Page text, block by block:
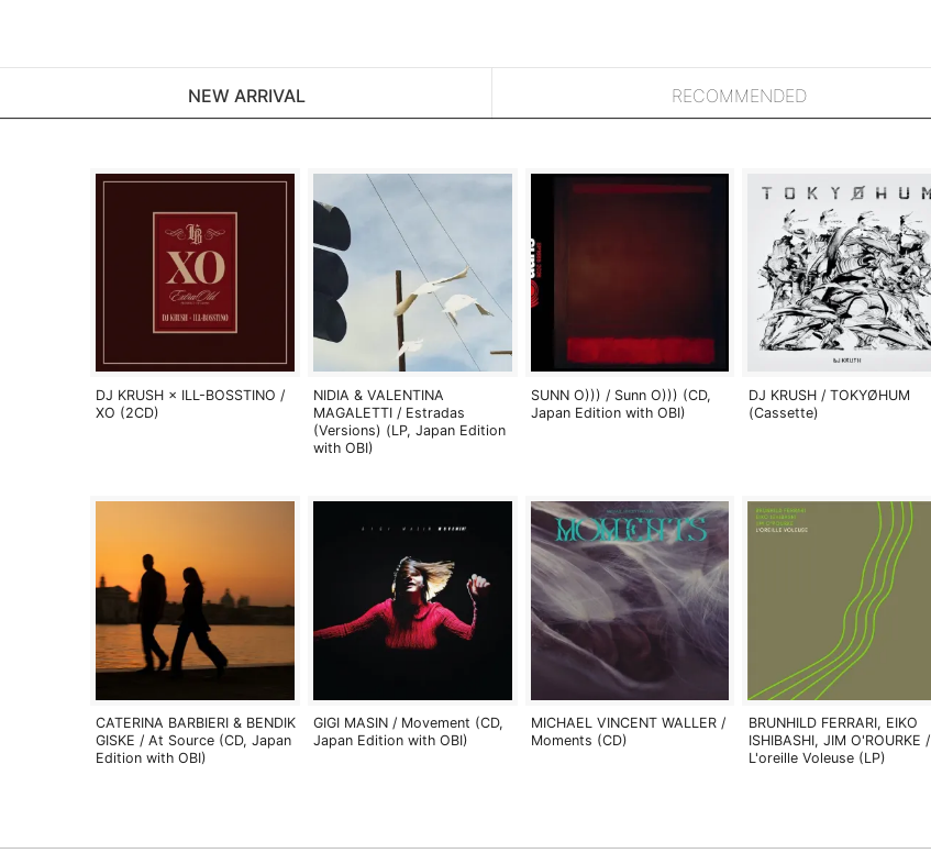
NEW ARRIVAL RECOMMENDED
DJ KRUSH × ILL-BOSSTINO /
XO (2CD)
NIDIA & VALENTINA
MAGALETTI / Estradas
(Versions) (LP, Japan Edition
with OBI)
SUNN O))) / Sunn O))) (CD,
Japan Edition with OBI)
DJ KRUSH / TOKYØHUM
(Cassette)
CATERINA BARBIERI & BENDIK
GISKE / At Source (CD, Japan
Edition with OBI)
GIGI MASIN / Movement (CD,
Japan Edition with OBI)
MICHAEL VINCENT WALLER /
Moments (CD)
BRUNHILD FERRARI, EIKO
ISHIBASHI, JIM O'ROURKE /
L'oreille Voleuse (LP)